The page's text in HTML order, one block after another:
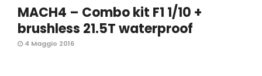
MACH4 – Combo kit F1 1/10 +
brushless 21.5T waterproof
4 Maggio 2016